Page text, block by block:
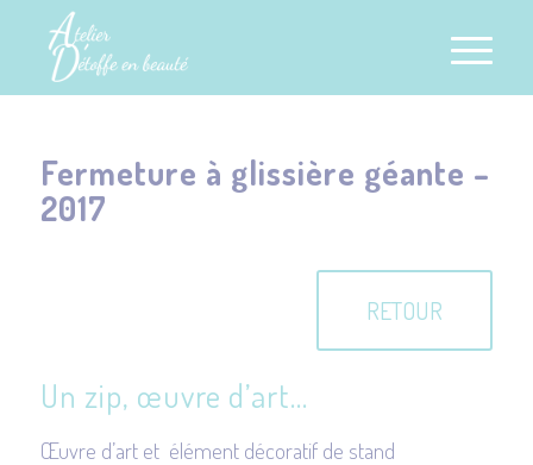
Fermeture à glissière géante –
2017
RETOUR
Un zip, œuvre d’art…
Œuvre d’art et élément décoratif de stand